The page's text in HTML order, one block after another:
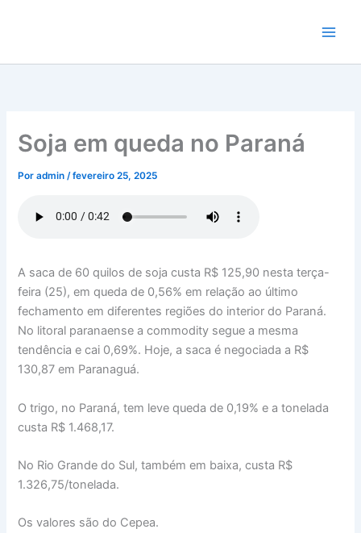
conteúdo
Soja em queda no Paraná
Poradmin/fevereiro 25, 2025
A saca de 60 quilos de soja custa R$ 125,90 nesta terça-
feira (25), em queda de 0,56% em relação ao último
fechamento em diferentes regiões do interior do Paraná.
No litoral paranaense a commodity segue a mesma
tendência e cai 0,69%. Hoje, a saca é negociada a R$
130,87 em Paranaguá.
O trigo, no Paraná, tem leve queda de 0,19% e a tonelada
custa R$ 1.468,17.
No Rio Grande do Sul, também em baixa, custa R$
1.326,75/tonelada.
Os valores são do Cepea.